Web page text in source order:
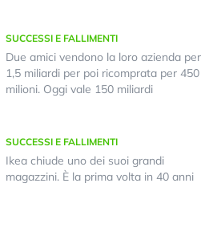
SUCCESSI E FALLIMENTI
Due amici vendono la loro azienda per
1,5 miliardi per poi ricomprata per 450
milioni. Oggi vale 150 miliardi
SUCCESSI E FALLIMENTI
Ikea chiude uno dei suoi grandi
magazzini. È la prima volta in 40 anni